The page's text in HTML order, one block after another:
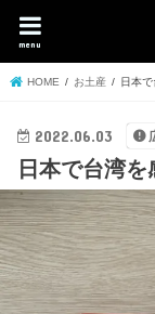
menu
HOME お土産 日本
2022.06.03
日本で台湾